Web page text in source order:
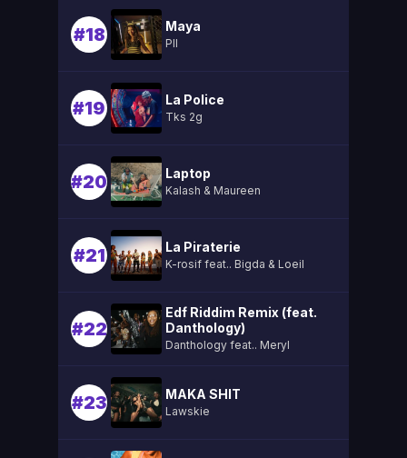
#18 Maya
Pll
#19 La Police
Tks 2g
#20 Laptop
Kalash & Maureen
#21 La Piraterie
K-rosif feat.. Bigda & Loeil
#22
Edf Riddim Remix (feat.
Danthology)
Danthology feat.. Meryl
#23 MAKA SHIT
Lawskie